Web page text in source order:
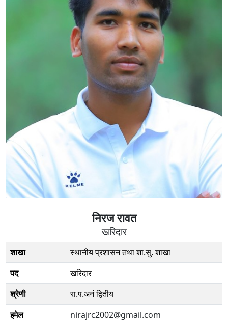
निरज रावत
खरिदार
शाखा
स्थानीय प्रशासन तथा शा.सु. शाखा
पद
खरिदार
श्रेणी
रा.प.अनं द्वितीय
इमेल
nirajrc2002@gmail.com